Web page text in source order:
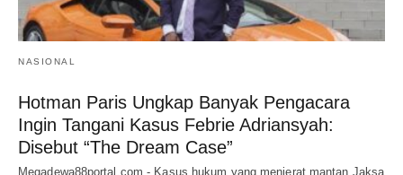
NASIONAL
Hotman Paris Ungkap Banyak Pengacara
Ingin Tangani Kasus Febrie Adriansyah:
Disebut “The Dream Case”
Megadewa88portal.com - Kasus hukum yang menjerat mantan Jaksa